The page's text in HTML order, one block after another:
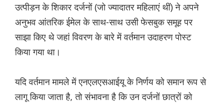
उत्पीड़न के शिकार दर्जनों (जो ज्यादातर महिलाएं थीं) ने अपने
अनुभव आंतरिक ईमेल के साथ-साथ उसी फेसबुक समूह पर
साझा किए थे जहां विवरण के बारे में वर्तमान उदाहरण पोस्ट
किया गया था।
यदि वर्तमान मामले में एनएलएसआईयू के निर्णय को समान रूप से
लागू किया जाता है, तो संभावना है कि उन दर्जनों छात्रों को